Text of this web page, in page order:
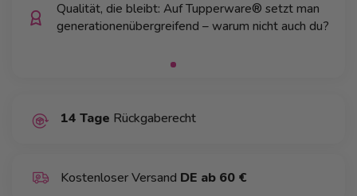
Qualität, die bleibt: Auf Tupperware® setzt man
generationenübergreifend – warum nicht auch du?
14 Tage Rückgaberecht
Kostenloser Versand DE ab 60 €